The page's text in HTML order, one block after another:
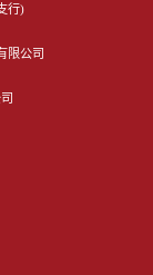
行)
限公司